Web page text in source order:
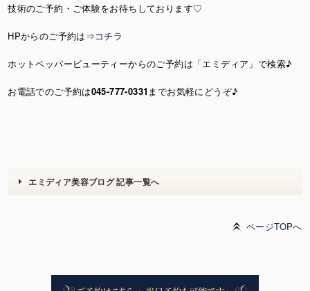
技術のご予約・ご体験をお待ちしております♡
HPからのご予約は⇒コチラ
ホットペッパービューティーからのご予約は「エミディア」で検索♪
お電話でのご予約は045-777-0331 までお気軽にどうぞ♪
エミディア美容ブログ 記事一覧へ
ページTOPへ